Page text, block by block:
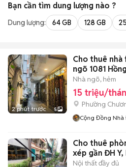
Bạn cần tìm dung lượng nào ?
Dung lượng: 64 GB 128 GB
2 phút trước 5
Cho thuê nhà
ngõ 1081
Nhà ngõ, hẻm
15 triệu/
Phường
Cộng Đồng Nhà
Cho thuê
xép gần ĐH
Nội thất đầy đủ